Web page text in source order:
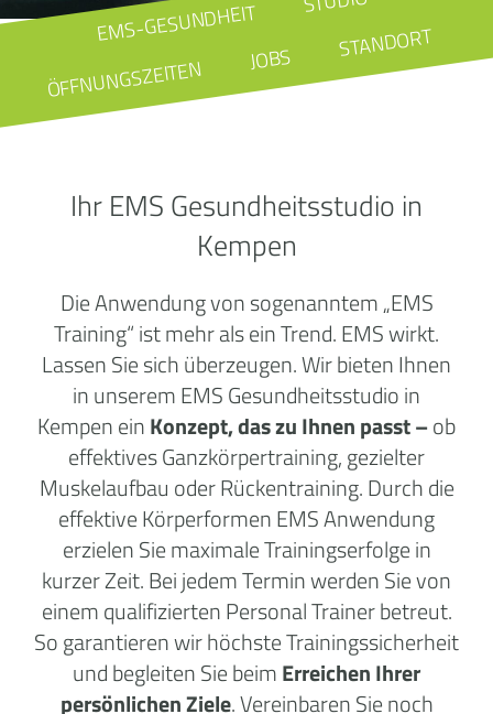
EMS-GESUNDHEIT
ÖFFNUNGSZEITEN JOBS STANDORT
Ihr EMS Gesundheitsstudio in
Kempen
Die Anwendung von sogenanntem „EMS
Training“ ist mehr als ein Trend. EMS wirkt.
Lassen Sie sich überzeugen. Wir bieten Ihnen
in unserem EMS Gesundheitsstudio in
Kempen einKonzept, das zu Ihnen passt –ob
effektives Ganzkörpertraining, gezielter
Muskelaufbau oder Rückentraining. Durch die
effektive Körperformen EMS Anwendung
erzielen Sie maximale Trainingserfolge in
kurzer Zeit. Bei jedem Termin werden Sie von
einem qualifizierten Personal Trainer betreut.
So garantieren wir höchste Trainingssicherheit
und begleiten Sie beimErreichen Ihrer
persönlichen Ziele. Vereinbaren Sie noch